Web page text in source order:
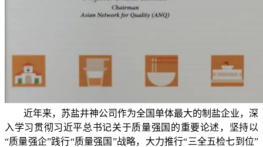
近年来，苏盐井神公司作为全国单体最大的制盐企业，深
入学习贯彻习近平总书记关于质量强国的重要论述，坚持以
“质量强企”践行“质量强国”战略，大力推行“三全五检七到位”